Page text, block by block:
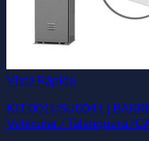
Vista Rápida
KIT 001USU0041 |
Vehicular / Talanquera /